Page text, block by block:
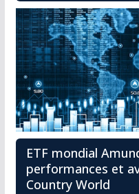
ETF mondial
performances et
Country World